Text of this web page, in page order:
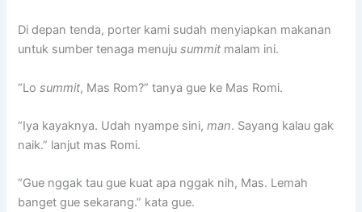
Di depan tenda, porter kami sudah menyiapkan makanan
untuk sumber tenaga menujusummit malam ini.
“Losummit, Mas Rom?” tanya gue ke Mas Romi.
“Iya kayaknya. Udah nyampe sini,man. Sayang kalau gak
naik.” lanjut mas Romi.
“Gue nggak tau gue kuat apa nggak nih, Mas. Lemah
banget gue sekarang.” kata gue.